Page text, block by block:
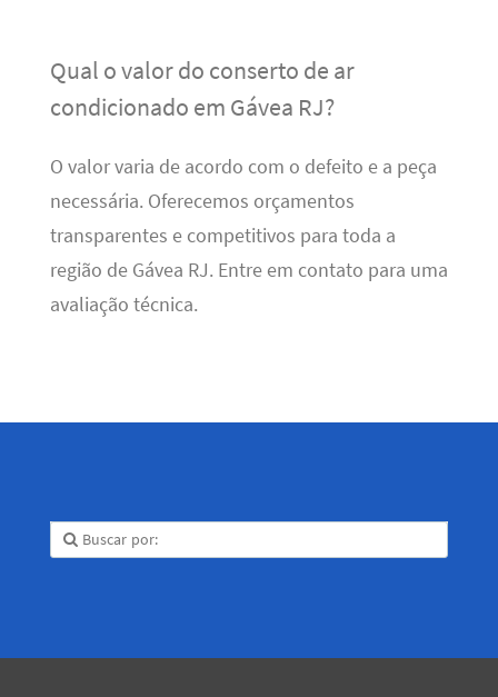
Qual o valor do conserto de ar
condicionado em Gávea RJ?
O valor varia de acordo com o defeito e a peça
necessária. Oferecemos orçamentos
transparentes e competitivos para toda a
região de Gávea RJ. Entre em contato para uma
avaliação técnica.